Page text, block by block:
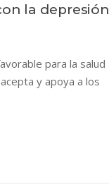
la depresión
para la salud
y apoya a los